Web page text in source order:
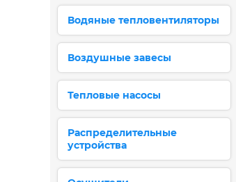
Водяные тепловентиляторы
Воздушные завесы
Тепловые насосы
Распределительные
устройства